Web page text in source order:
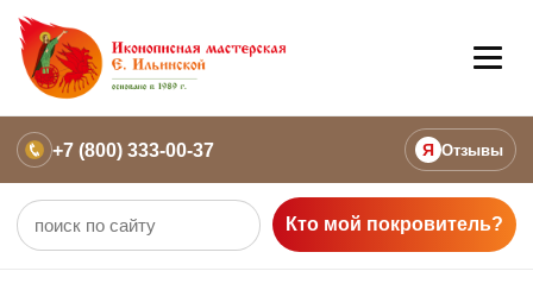
+7 (800) 333-00-37 Я Отзывы
Кто мой покровитель?